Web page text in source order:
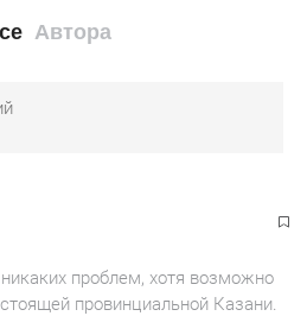
Автора
проблем, хотя возможно
провинциальной Казани.